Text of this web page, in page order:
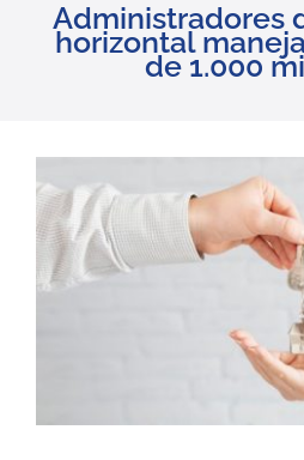
Blog
Prensa
Administradores
horizontal
de 1.000
Larger
Image